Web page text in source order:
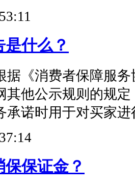
什么？
据《消费者保障服
其他公示规则的规
承诺时用于对买家
保证金？